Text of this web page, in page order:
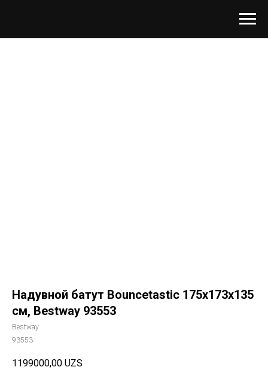
Надувной батут Bouncetastic 175x173х135
см, Bestway 93553
Bestway
93553
1199000,00 UZS